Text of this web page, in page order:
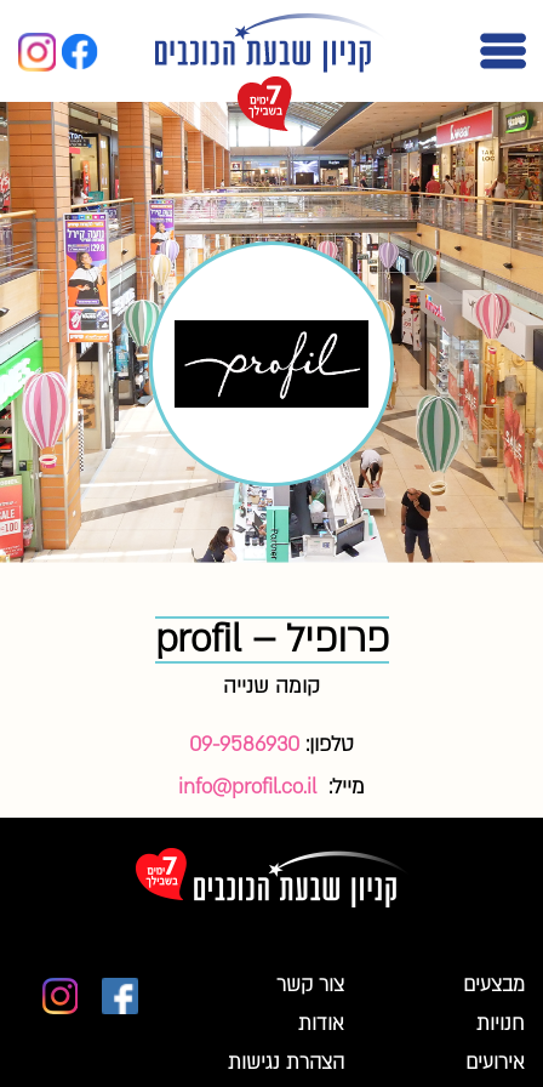
פרופיל – profil
קומה שנייה
טלפון: 09-9586930
מייל:info@profil.co.il
מבצעים
חנויות
אירועים
צור קשר
אודות
הצהרת נגישות